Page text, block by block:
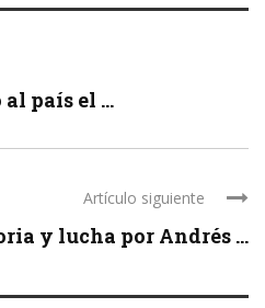
país el ...
Artículo siguiente
y lucha por Andrés ...